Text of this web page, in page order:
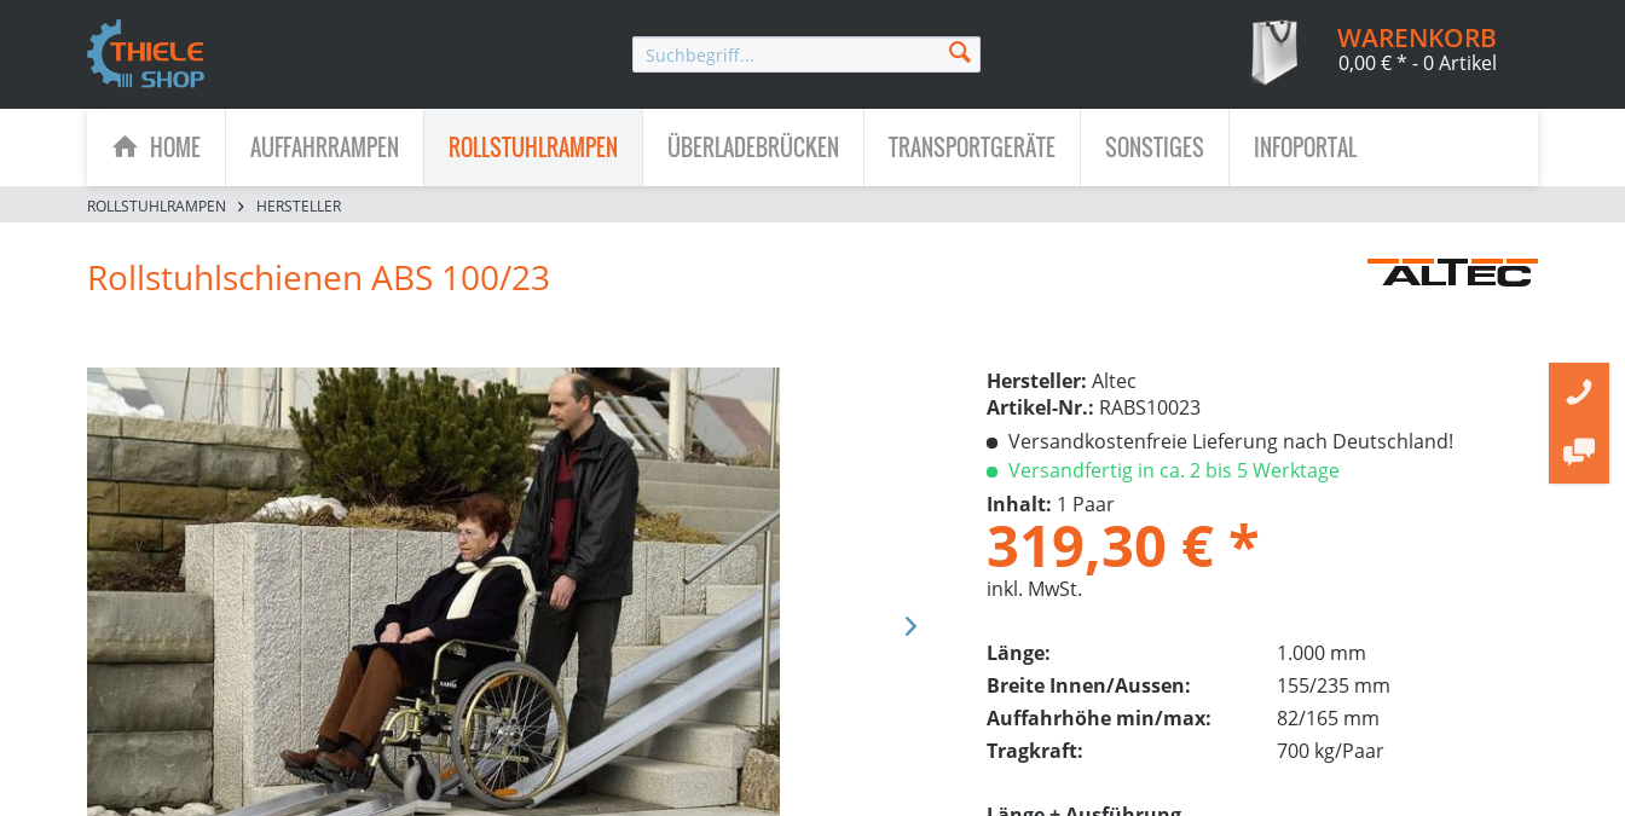
WARENKORB
0,00 € * - 0 Artikel
HOME AUFFAHRRAMPEN ROLLSTUHLRAMPEN ÜBERLADEBRÜCKEN TRANSPORTGERÄTE SONSTIGES INFOPORTAL
ROLLSTUHLRAMPEN HERSTELLER
Rollstuhlschienen ABS 100/23
Hersteller: Altec
Artikel-Nr.: RABS10023
Versandkostenfreie Lieferung nach Deutschland!
Versandfertig in ca. 2 bis 5 Werktage
Inhalt: 1 Paar
319,30 € *
inkl. MwSt.
Länge:
1.000 mm
Breite Innen/Aussen:
155/235 mm
Auffahrhöhe min/max:
82/165 mm
Tragkraft:
700 kg/Paar